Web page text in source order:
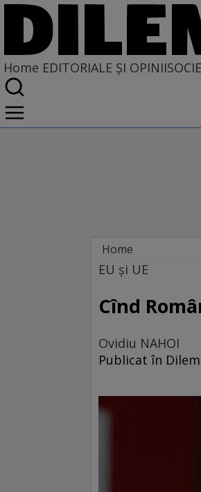
Home EDITORIALE ȘI OPINII
Home
EDITORIALE ȘI
PE CE LUME TRĂIM
EU și UE
Cînd
Ovidiu NAHOI
Publicat în